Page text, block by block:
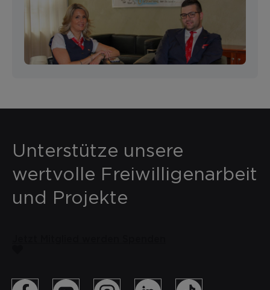
Unterstütze unsere
wertvolle Freiwilligenarbeit
und Projekte